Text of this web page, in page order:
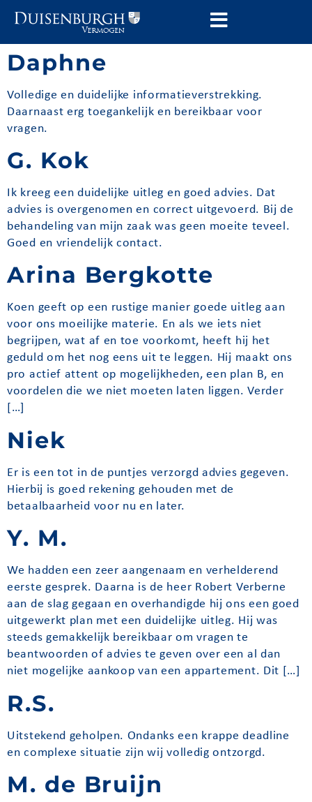
Daphne
Volledige en duidelijke informatieverstrekking.
Daarnaast erg toegankelijk en bereikbaar voor
vragen.
G. Kok
Ik kreeg een duidelijke uitleg en goed advies. Dat
advies is overgenomen en correct uitgevoerd. Bij de
behandeling van mijn zaak was geen moeite teveel.
Goed en vriendelijk contact.
Arina Bergkotte
Koen geeft op een rustige manier goede uitleg aan
voor ons moeilijke materie. En als we iets niet
begrijpen, wat af en toe voorkomt, heeft hij het
geduld om het nog eens uit te leggen. Hij maakt ons
pro actief attent op mogelijkheden, een plan B, en
voordelen die we niet moeten laten liggen. Verder
[…]
Niek
Er is een tot in de puntjes verzorgd advies gegeven.
Hierbij is goed rekening gehouden met de
betaalbaarheid voor nu en later.
Y. M.
We hadden een zeer aangenaam en verhelderend
eerste gesprek. Daarna is de heer Robert Verberne
aan de slag gegaan en overhandigde hij ons een goed
uitgewerkt plan met een duidelijke uitleg. Hij was
steeds gemakkelijk bereikbaar om vragen te
beantwoorden of advies te geven over een al dan
niet mogelijke aankoop van een appartement. Dit […]
R.S.
Uitstekend geholpen. Ondanks een krappe deadline
en complexe situatie zijn wij volledig ontzorgd.
M. de Bruijn